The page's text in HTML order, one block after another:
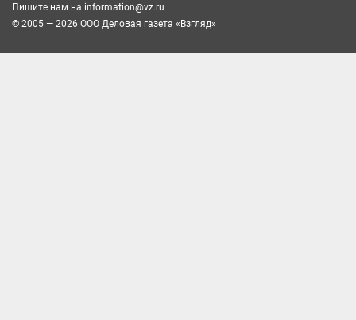
Пишите нам на information@vz.ru
© 2005 — 2026 ООО Деловая газета «Взгляд»